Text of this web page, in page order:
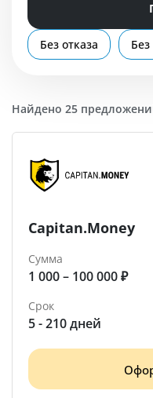
Армавир
Без отказа
Найдено 25
Capitan.Money
Сумма
1 000 – 100 000 ₽
Срок
5 - 210 дней